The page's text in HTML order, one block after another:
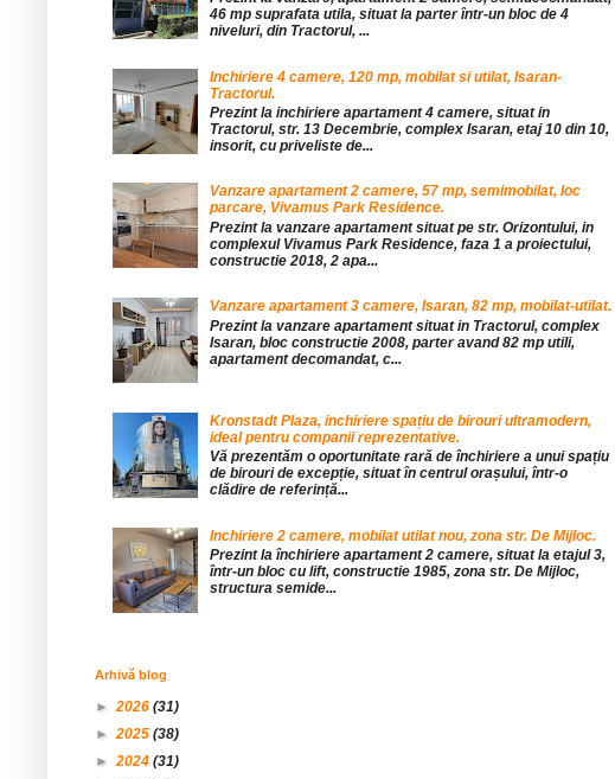
46 mp suprafata utila, situat la parter într-un bloc de 4
niveluri, din Tractorul, ...
Inchiriere 4 camere, 120 mp, mobilat si utilat, Isaran-
Tractorul.
Prezint la inchiriere apartament 4 camere, situat in
Tractorul, str. 13 Decembrie, complex Isaran, etaj 10 din 10,
insorit, cu priveliste de...
Vanzare apartament 2 camere, 57 mp, semimobilat, loc
parcare, Vivamus Park Residence.
Prezint la vanzare apartament situat pe str. Orizontului, in
complexul Vivamus Park Residence, faza 1 a proiectului,
constructie 2018, 2 apa...
Vanzare apartament 3 camere, Isaran, 82 mp, mobilat-utilat.
Prezint la vanzare apartament situat in Tractorul, complex
Isaran, bloc constructie 2008, parter avand 82 mp utili,
apartament decomandat, c...
Kronstadt Plaza, inchiriere spațiu de birouri ultramodern,
ideal pentru companii reprezentative.
Vă prezentăm o oportunitate rară de închiriere a unui spațiu
de birouri de excepție, situat în centrul orașului, într-o
clădire de referință...
Inchiriere 2 camere, mobilat utilat nou, zona str. De Mijloc.
Prezint la închiriere apartament 2 camere, situat la etajul 3,
într-un bloc cu lift, constructie 1985, zona str. De Mijloc,
structura semide...
Arhivă blog
►2026 (31)
►2025 (38)
►2024 (31)